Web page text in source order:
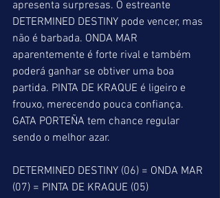
apresenta surpresas. O estreante
DETERMINED DESTINY pode vencer, mas
não é barbada. ONDA MAR
aparentemente é forte rival e também
poderá ganhar se obtiver uma boa
partida. PINTA DE KRAQUE é ligeiro e
frouxo, merecendo pouca confiança.
GATA PORTEÑA tem chance regular
sendo o melhor azar.
DETERMINED DESTINY (06) = ONDA MAR
(07) = PINTA DE KRAQUE (05)